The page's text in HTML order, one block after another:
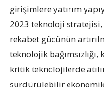
girişimlere yatırım
2023 teknoloji stratejisi,
rekabet gücünün
teknolojik
kritik teknolojilerde
sürdürülebilir ekonomik